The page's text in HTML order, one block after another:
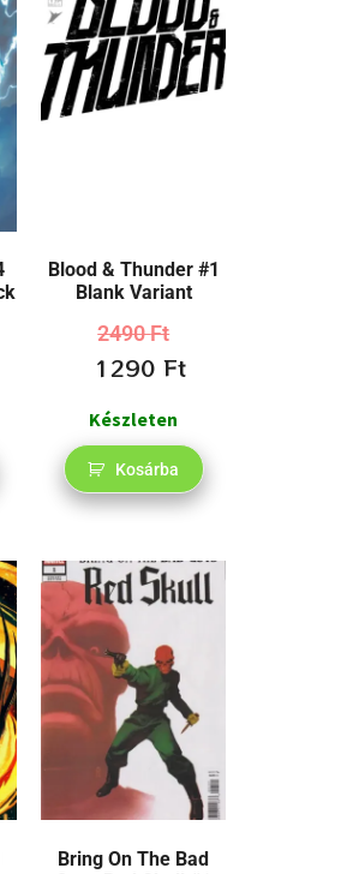
Blood & Thunder #1
Blank Variant
2490Ft
1290Ft
Készleten
Kosárba
Bring On The Bad